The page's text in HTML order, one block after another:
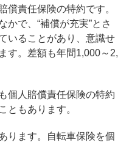
償責任保険の特約です。
かで、“補償が充実”とさ
いることがあり、意識せ
す。差額も年間1,000～2,
個人賠償責任保険の特約
ともあります。
ります。自転車保険を個